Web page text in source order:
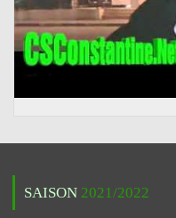
SAISON 2021/2022